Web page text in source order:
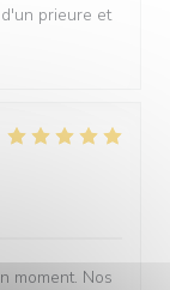
prieure et
moment. Nos